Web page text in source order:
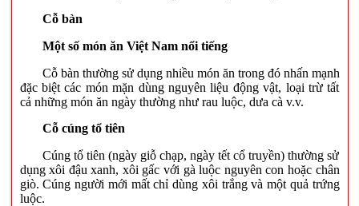
Cỗ bàn
Một số món ăn Việt Nam nổi tiếng
Cỗ bàn thường sử dụng nhiều món ăn trong đó nhấn mạnh
đặc biệt các món mặn dùng nguyên liệu động vật, loại trừ tất
cả những món ăn ngày thường như rau luộc, dưa cà v.v.
Cỗ cúng tổ tiên
Cúng tổ tiên (ngày giỗ chạp, ngày tết cổ truyền) thường sử
dụng xôi đậu xanh, xôi gấc với gà luộc nguyên con hoặc chân
giò. Cúng người mới mất chỉ dùng xôi trắng và một quả trứng
luộc.